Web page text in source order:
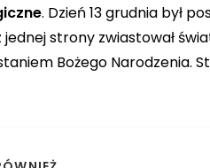
. Dzień 13 grudnia był
jednej strony zwiastował
Bożego Narodzenia.